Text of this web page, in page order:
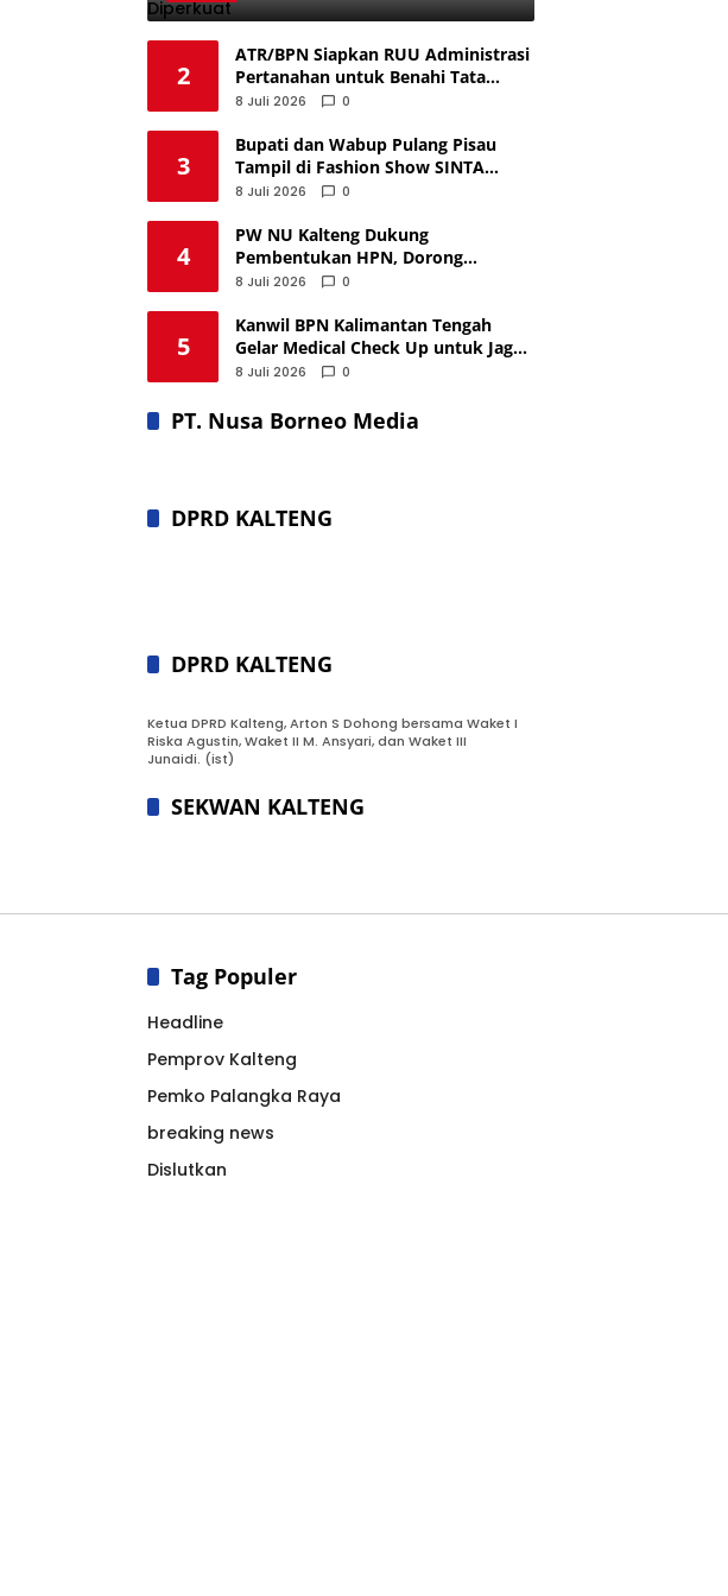
Diperkuat
2
ATR/BPN Siapkan RUU Administrasi
Pertanahan untuk Benahi Tata
Kelola Lahan
8 Juli 2026 0
3
Bupati dan Wabup Pulang Pisau
Tampil di Fashion Show SINTA
Benang Bintik, Angkat Budaya Lokal
8 Juli 2026 0
4
PW NU Kalteng Dukung
Pembentukan HPN, Dorong
Penguatan Ekonomi Pengusaha
8 Juli 2026 0
5
Kanwil BPN Kalimantan Tengah
Gelar Medical Check Up untuk Jaga
Kesehatan Pegawai
8 Juli 2026 0
PT. Nusa Borneo Media
DPRD KALTENG
DPRD KALTENG
Ketua DPRD Kalteng, Arton S Dohong bersama Waket I
Riska Agustin, Waket II M. Ansyari, dan Waket III
Junaidi. (ist)
SEKWAN KALTENG
Tag Populer
Headline
Pemprov Kalteng
Pemko Palangka Raya
breaking news
Dislutkan